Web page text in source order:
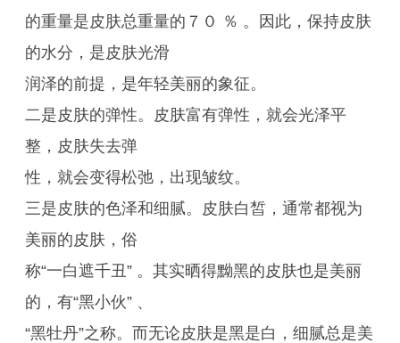
的重量是皮肤总重量的７０ ％ 。因此，保持皮肤
的水分，是皮肤光滑
润泽的前提，是年轻美丽的象征。
二是皮肤的弹性。皮肤富有弹性，就会光泽平
整，皮肤失去弹
性，就会变得松弛，出现皱纹。
三是皮肤的色泽和细腻。皮肤白皙，通常都视为
美丽的皮肤，俗
称“一白遮千丑” 。其实晒得黝黑的皮肤也是美丽
的，有“黑小伙” 、
“黑牡丹”之称。而无论皮肤是黑是白，细腻总是美